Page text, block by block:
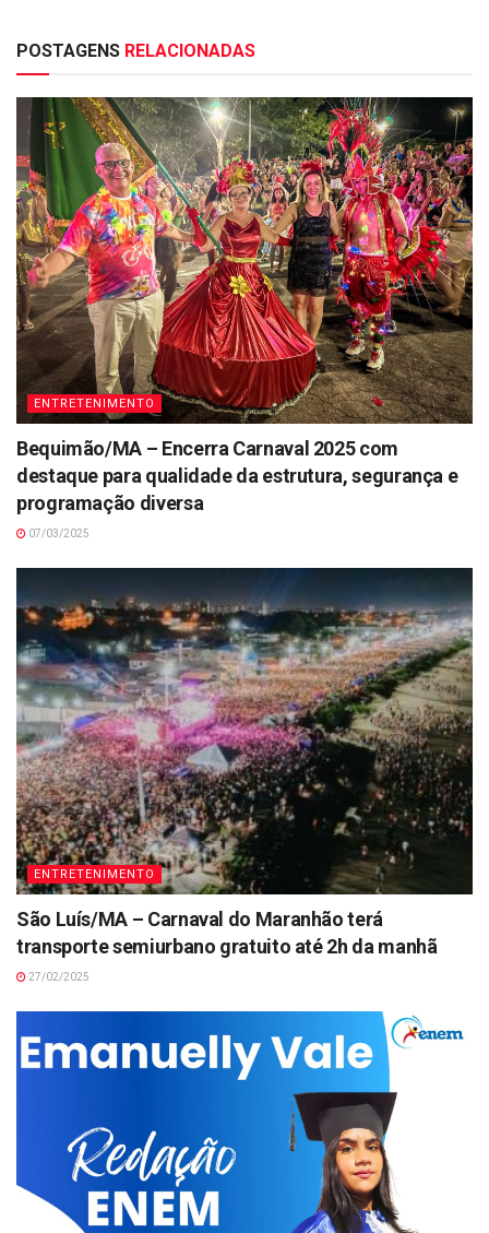
POSTAGENS RELACIONADAS
ENTRETENIMENTO
Bequimão/MA – Encerra Carnaval 2025 com
destaque para qualidade da estrutura, segurança e
programação diversa
07/03/2025
ENTRETENIMENTO
São Luís/MA – Carnaval do Maranhão terá
transporte semiurbano gratuito até 2h da manhã
27/02/2025